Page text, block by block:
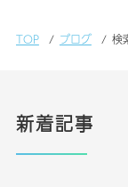
TOP ブログ 検
新着記事